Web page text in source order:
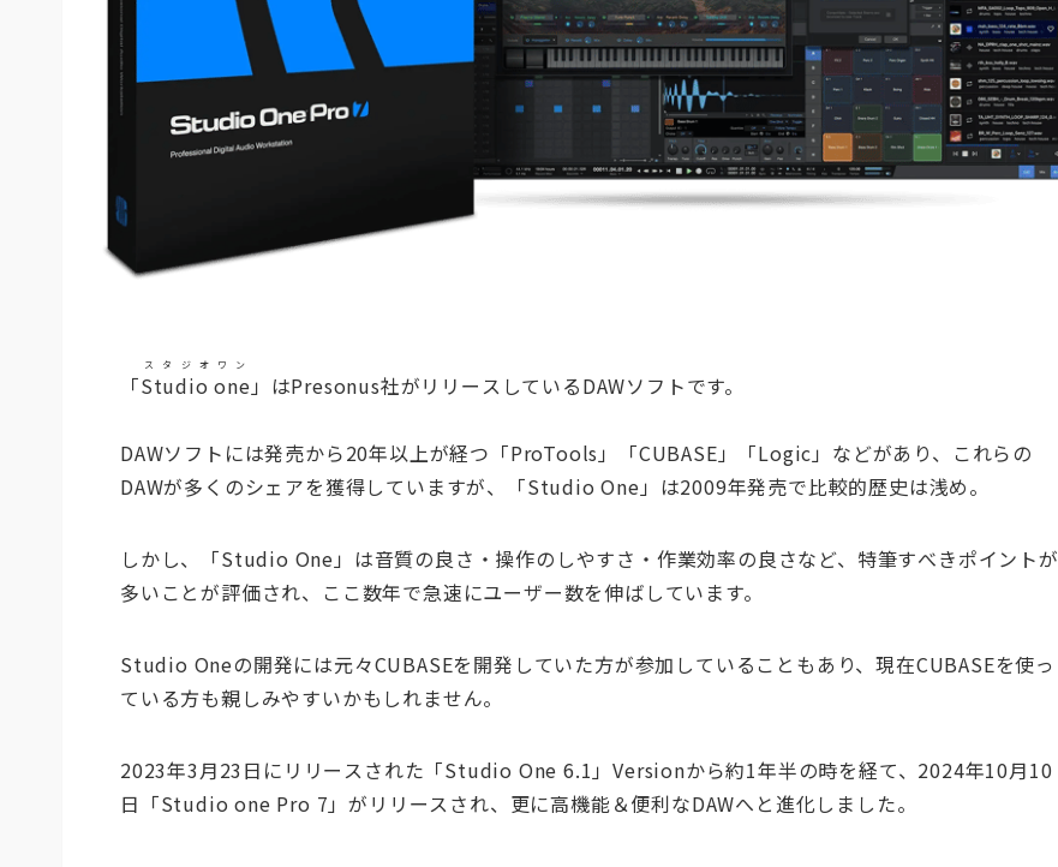
「Studio one
スタジオワン
」はPresonus社がリリースしているDAWソフトです。
DAWソフトには発売から20年以上が経つ「ProTools」「CUBASE」「Logic」などがあり、これらの
DAWが多くのシェアを獲得していますが、「Studio One」は2009年発売で比較的歴史は浅め。
しかし、「Studio One」は音質の良さ・操作のしやすさ・作業効率の良さなど、特筆すべきポイントが
多いことが評価され、ここ数年で急速にユーザー数を伸ばしています。
Studio Oneの開発には元々CUBASEを開発していた方が参加していることもあり、現在CUBASEを使っ
ている方も親しみやすいかもしれません。
2023年3月23日にリリースされた「Studio One 6.1」Versionから約1年半の時を経て、2024年10月10
日「Studio one Pro 7」がリリースされ、更に高機能＆便利なDAWへと進化しました。